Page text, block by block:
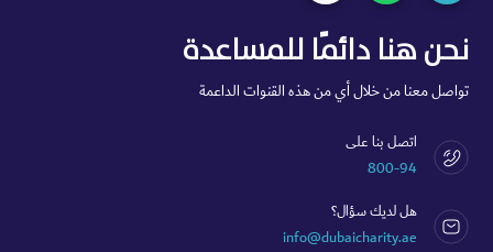
نحن هنا دائمًا للمساعدة
تواصل معنا من خلال أي من هذه القنوات الداعمة
اتصل بنا على
800-94
هل لديك سؤال؟
info@dubaicharity.ae